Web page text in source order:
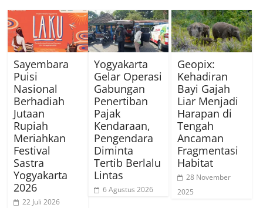
Sayembara
Puisi
Nasional
Berhadiah
Jutaan
Rupiah
Meriahkan
Festival
Sastra
Yogyakarta
2026
22 Juli 2026
Yogyakarta
Gelar Operasi
Gabungan
Penertiban
Pajak
Kendaraan,
Pengendara
Diminta
Tertib Berlalu
Lintas
6 Agustus 2026
Geopix:
Kehadiran
Bayi Gajah
Liar Menjadi
Harapan di
Tengah
Ancaman
Fragmentasi
Habitat
28 November
2025